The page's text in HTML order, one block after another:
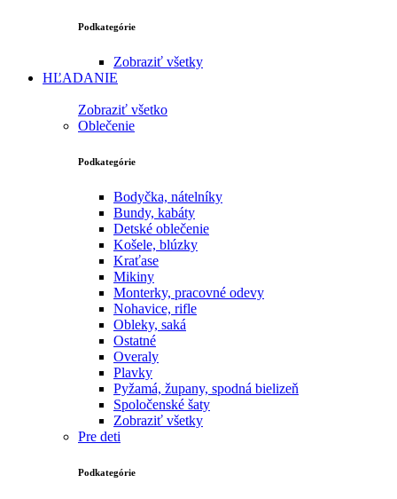
Podkategórie
Zobraziť všetky
HĽADANIE
Zobraziť všetko
Oblečenie
Podkategórie
Bodyčka, nátelníky
Bundy, kabáty
Detské oblečenie
Košele, blúzky
Kraťase
Mikiny
Monterky, pracovné odevy
Nohavice, rifle
Obleky, saká
Ostatné
Overaly
Plavky
Pyžamá, župany, spodná bielizeň
Spoločenské šaty
Zobraziť všetky
Pre deti
Podkategórie